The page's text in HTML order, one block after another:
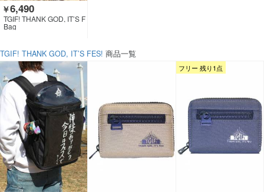
￥6,490
TGIF! THANK GOD, IT’S F
ES!
Bag
TGIF! THANK GOD, IT’S FES! 商品一覧
フリー 残り1点